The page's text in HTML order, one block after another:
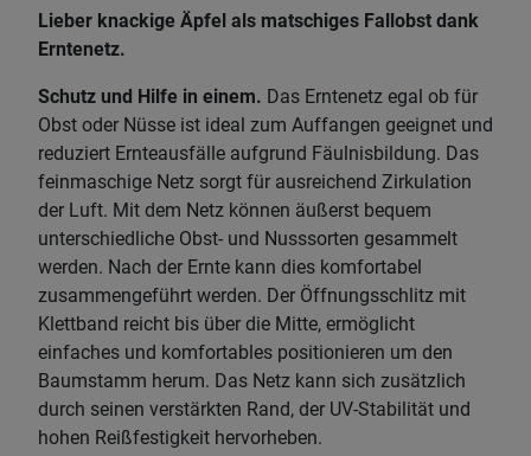
Lieber knackige Äpfel als matschiges Fallobst dank
Erntenetz.
Schutz und Hilfe in einem. Das Erntenetz egal ob für
Obst oder Nüsse ist ideal zum Auffangen geeignet und
reduziert Ernteausfälle aufgrund Fäulnisbildung. Das
feinmaschige Netz sorgt für ausreichend Zirkulation
der Luft. Mit dem Netz können äußerst bequem
unterschiedliche Obst- und Nusssorten gesammelt
werden. Nach der Ernte kann dies komfortabel
zusammengeführt werden. Der Öffnungsschlitz mit
Klettband reicht bis über die Mitte, ermöglicht
einfaches und komfortables positionieren um den
Baumstamm herum. Das Netz kann sich zusätzlich
durch seinen verstärkten Rand, der UV-Stabilität und
hohen Reißfestigkeit hervorheben.